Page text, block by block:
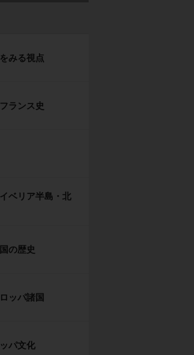
みる視点
ランス史
ベリア半島・北
の歴史
ッパ諸国
パ文化